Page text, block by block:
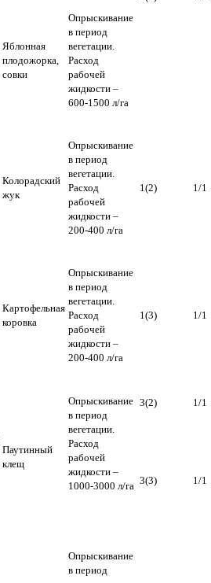
Яблонная
плодожорка,
совки
Опрыскивание
в период
вегетации.
Расход
рабочей
жидкости –
600-1500 л/га
Колорадский
жук
Опрыскивание
в период
вегетации.
Расход
рабочей
жидкости –
200-400 л/га
1(2) 1/1
Картофельная
коровка
Опрыскивание
в период
вегетации.
Расход
рабочей
жидкости –
200-400 л/га
1(3) 1/1
Паутинный
клещ
Опрыскивание
в период
вегетации.
Расход
рабочей
жидкости –
1000-3000 л/га
3(2) 1/1
3(3)
1/1
Опрыскивание
в период